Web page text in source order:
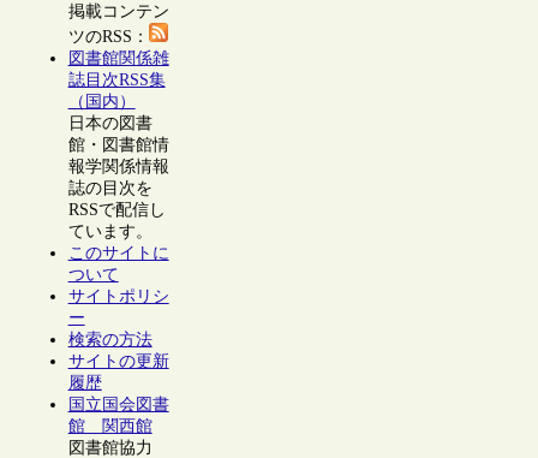
掲載コンテン
ツのRSS：
図書館関係雑
誌目次RSS集
（国内）
日本の図書
館・図書館情
報学関係情報
誌の目次を
RSSで配信し
ています。
このサイトに
ついて
サイトポリシ
ー
検索の方法
サイトの更新
履歴
国立国会図書
館 関西館
図書館協力